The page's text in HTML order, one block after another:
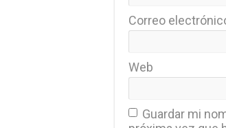
Correo
Web
Guardar mi